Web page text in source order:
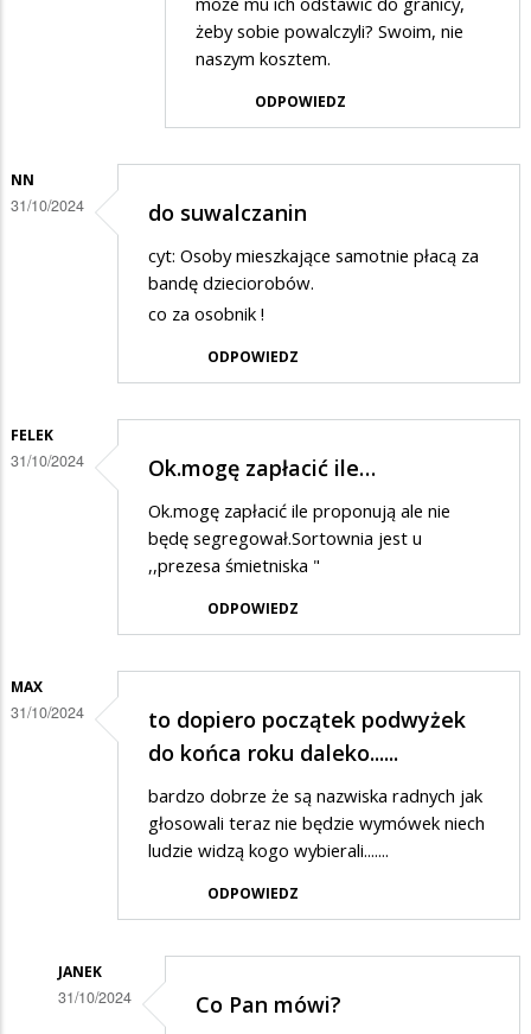
żeby sobie powalczyli? Swoim, nie
naszym kosztem.
ODPOWIEDZ
NN
31/10/2024 do suwalczanin
cyt: Osoby mieszkające samotnie płacą za
bandę dzieciorobów.
co za osobnik !
ODPOWIEDZ
FELEK
31/10/2024 Ok.mogę zapłacić ile…
Ok.mogę zapłacić ile proponują ale nie
będę segregował.Sortownia jest u
,,prezesa śmietniska "
ODPOWIEDZ
MAX
31/10/2024
to dopiero początek podwyżek
do końca roku daleko......
bardzo dobrze że są nazwiska radnych jak
głosowali teraz nie będzie wymówek niech
ludzie widzą kogo wybierali.......
ODPOWIEDZ
JANEK
31/10/2024 Co Pan mówi?